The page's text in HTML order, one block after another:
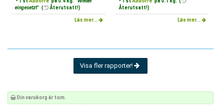
eingesetzt" ( Återutsatt!)
Läs mer...
Återutsatt!)
Läs mer...
Visa fler rapporter!
Din varukorg är tom.